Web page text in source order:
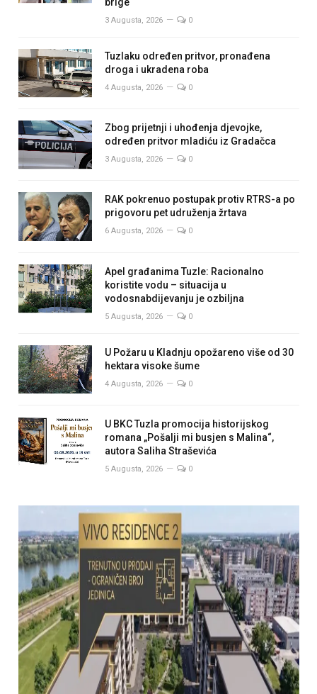
3 Augusta, 2026 0
Tuzlaku određen pritvor, pronađena
droga i ukradena roba
4 Augusta, 2026 0
Zbog prijetnji i uhođenja djevojke,
određen pritvor mladiću iz Gradačca
3 Augusta, 2026 0
RAK pokrenuo postupak protiv RTRS-a po
prigovoru pet udruženja žrtava
6 Augusta, 2026 0
Apel građanima Tuzle: Racionalno
koristite vodu – situacija u
vodosnabdijevanju je ozbiljna
5 Augusta, 2026 0
U Požaru u Kladnju opožareno više od 30
hektara visoke šume
4 Augusta, 2026 0
U BKC Tuzla promocija historijskog
romana „Pošalji mi busjen s Malina“,
autora Saliha Straševića
5 Augusta, 2026 0